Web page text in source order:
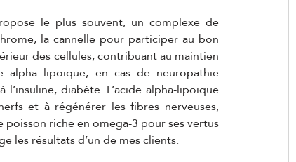
le plus souvent, un complexe de
la cannelle pour participer au bon
des cellules, contribuant au maintien
alpha lipoïque, en cas de neuropathie
diabète. L’acide alpha-lipoïque
et à régénérer les fibres nerveuses,
riche en omega-3 pour ses vertus
les résultats d’un de mes clients.